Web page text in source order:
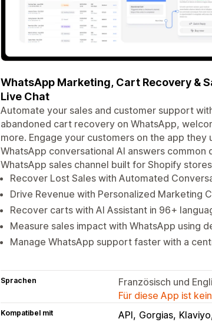
WhatsApp Marketing, Cart Recovery &
Live Chat
Automate your sales and customer support
abandoned cart recovery on WhatsApp,
more. Engage your customers on the app
WhatsApp conversational AI answers
WhatsApp sales channel built for Shopify
Recover Lost Sales with Automated
Drive Revenue with Personalized Marketing
Recover carts with AI Assistant in 96+
Measure sales impact with WhatsApp using
Manage WhatsApp support faster with a
Sprachen
Französisch und
Für diese App ist
Kompatibel mit API Gorgias Klaviyo